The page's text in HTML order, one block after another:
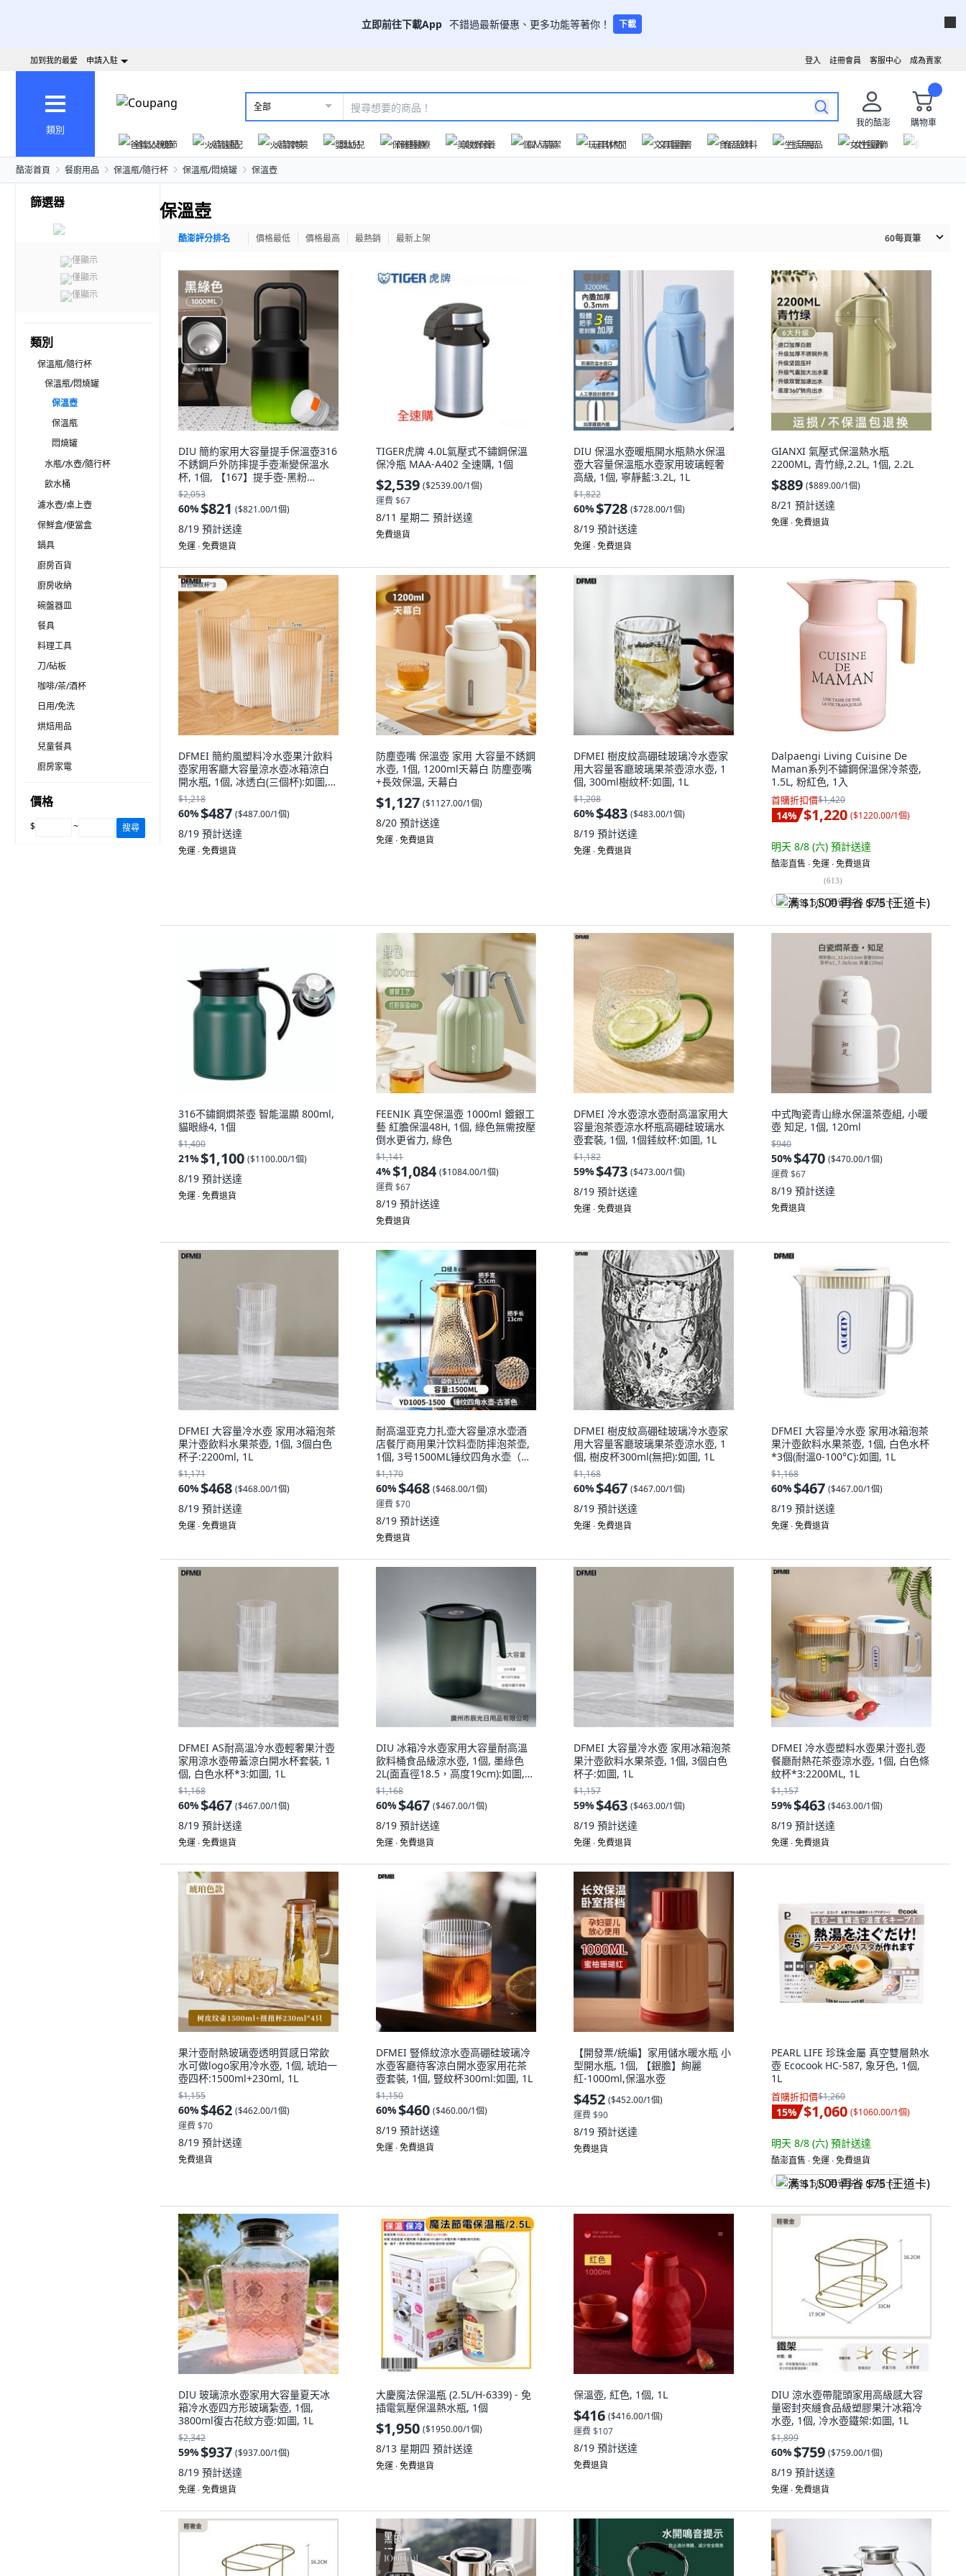
立即前往下載App 不錯過最新優惠、更多功能等著你！ 下載
成為賣家
客服中心
註冊會員
登入
加到我的最愛 申請入駐
類別
全部
我的酷澎
購物車
爸氣父親節
火箭速配 火箭跨境 嬰幼兒 保健醫療 美妝保養 個人清潔 玩具休閒 文具圖書 食品飲料 生活用品 女性服飾
酷澎首頁 餐廚用品 保溫瓶/隨行杯 保溫瓶/悶燒罐 保溫壺
篩選器
僅顯示
僅顯示
僅顯示
類別
保溫瓶/隨行杯
保溫瓶/悶燒罐
保溫壺
保溫瓶
悶燒罐
水瓶/水壺/隨行杯
飲水桶
濾水壺/桌上壺
保鮮盒/便當盒
鍋具
廚房百貨
廚房收納
碗盤器皿
餐具
料理工具
刀/砧板
咖啡/茶/酒杯
日用/免洗
烘焙用品
兒童餐具
廚房家電
價格
$ ~ 搜尋
保溫壺
酷澎評分排名 價格最低 價格最高 最熱銷 最新上架 60每頁筆
DIU 簡約家用大容量提手保溫壺316
不銹鋼戶外防摔提手壺漸變保溫水
杯, 1個, 【167】提手壺-黑粉
色:1000ml, 1L
$2,053
60%$821 ($821.00/1個)
8/19 預計送達
免運 ∙ 免費退貨
TIGER虎牌 4.0L氣壓式不鏽鋼保溫
保冷瓶 MAA-A402 全速購, 1個
$2,539 ($2539.00/1個)
運費 $67
8/11 星期二 預計送達
免費退貨
DIU 保溫水壺暖瓶開水瓶熱水保溫
壺大容量保溫瓶水壺家用玻璃輕奢
高級, 1個, 寧靜藍:3.2L, 1L
$1,822
60%$728 ($728.00/1個)
8/19 預計送達
免運 ∙ 免費退貨
GIANXI 氣壓式保溫熱水瓶
2200ML, 青竹綠,2.2L, 1個, 2.2L
$889 ($889.00/1個)
8/21 預計送達
免運 ∙ 免費退貨
DFMEI 簡約風塑料冷水壺果汁飲料
壺家用客廳大容量涼水壺冰箱涼白
開水瓶, 1個, 冰透白(三個杯):如圖,
1L
$1,218
60%$487 ($487.00/1個)
8/19 預計送達
免運 ∙ 免費退貨
防塵壺嘴 保溫壺 家用 大容量不銹鋼
水壺, 1個, 1200ml天幕白 防塵壺嘴
+長效保溫, 天幕白
$1,127 ($1127.00/1個)
8/20 預計送達
免運 ∙ 免費退貨
DFMEI 樹皮紋高硼硅玻璃冷水壺家
用大容量客廳玻璃果茶壺涼水壺, 1
個, 300ml樹紋杯:如圖, 1L
$1,208
60%$483 ($483.00/1個)
8/19 預計送達
免運 ∙ 免費退貨
Dalpaengi Living Cuisine De
Maman系列不鏽鋼保溫保冷茶壺,
1.5L, 粉紅色, 1入
首購折扣價$1,420
14% $1,220 ($1220.00/1個)
明天 8/8 (六) 預計送達
酷澎直售 ∙ 免運 ∙ 免費退貨
(613)
满 $1,500 再省 $75 (王道卡)
316不鏽鋼燜茶壺 智能溫顯 800ml,
貓眼綠4, 1個
$1,400
21%$1,100 ($1100.00/1個)
8/19 預計送達
免運 ∙ 免費退貨
FEENIK 真空保溫壺 1000ml 鍍銀工
藝 紅膽保溫48H, 1個, 綠色無需按壓
倒水更省力, 綠色
$1,141
4%$1,084 ($1084.00/1個)
運費 $67
8/19 預計送達
免費退貨
DFMEI 冷水壺涼水壺耐高溫家用大
容量泡茶壺涼水杯瓶高硼硅玻璃水
壺套裝, 1個, 1個錘紋杯:如圖, 1L
$1,182
59%$473 ($473.00/1個)
8/19 預計送達
免運 ∙ 免費退貨
中式陶瓷青山綠水保溫茶壺組, 小暖
壺 知足, 1個, 120ml
$940
50%$470 ($470.00/1個)
運費 $67
8/19 預計送達
免費退貨
DFMEI 大容量冷水壺 家用冰箱泡茶
果汁壺飲料水果茶壺, 1個, 3個白色
杯子:2200ml, 1L
$1,171
60%$468 ($468.00/1個)
8/19 預計送達
免運 ∙ 免費退貨
耐高温亚克力扎壶大容量凉水壶酒
店餐厅商用果汁饮料壶防摔泡茶壶,
1個, 3号1500ML锤纹四角水壶（古
茶色）2320-7:如图, 1L
$1,170
60%$468 ($468.00/1個)
運費 $70
8/19 預計送達
免費退貨
DFMEI 樹皮紋高硼硅玻璃冷水壺家
用大容量客廳玻璃果茶壺涼水壺, 1
個, 樹皮杯300ml(無把):如圖, 1L
$1,168
60%$467 ($467.00/1個)
8/19 預計送達
免運 ∙ 免費退貨
DFMEI 大容量冷水壺 家用冰箱泡茶
果汁壺飲料水果茶壺, 1個, 白色水杯
*3個(耐溫0-100°C):如圖, 1L
$1,168
60%$467 ($467.00/1個)
8/19 預計送達
免運 ∙ 免費退貨
DFMEI AS耐高溫冷水壺輕奢果汁壺
家用涼水壺帶蓋涼白開水杯套裝, 1
個, 白色水杯*3:如圖, 1L
$1,168
60%$467 ($467.00/1個)
8/19 預計送達
免運 ∙ 免費退貨
DIU 冰箱冷水壺家用大容量耐高溫
飲料桶食品級涼水壺, 1個, 墨綠色
2L(面直徑18.5，高度19cm):如圖,
1L
$1,168
60%$467 ($467.00/1個)
8/19 預計送達
免運 ∙ 免費退貨
DFMEI 大容量冷水壺 家用冰箱泡茶
果汁壺飲料水果茶壺, 1個, 3個白色
杯子:如圖, 1L
$1,157
59%$463 ($463.00/1個)
8/19 預計送達
免運 ∙ 免費退貨
DFMEI 冷水壺塑料水壺果汁壺扎壺
餐廳耐熱花茶壺涼水壺, 1個, 白色條
紋杯*3:2200ML, 1L
$1,157
59%$463 ($463.00/1個)
8/19 預計送達
免運 ∙ 免費退貨
果汁壺耐熱玻璃壺透明質感日常飲
水可做logo家用冷水壺, 1個, 琥珀一
壺四杯:1500ml+230ml, 1L
$1,155
60%$462 ($462.00/1個)
運費 $70
8/19 預計送達
免費退貨
DFMEI 豎條紋涼水壺高硼硅玻璃冷
水壺客廳待客涼白開水壺家用花茶
壺套裝, 1個, 豎紋杯300ml:如圖, 1L
$1,150
60%$460 ($460.00/1個)
8/19 預計送達
免運 ∙ 免費退貨
【開發票/統編】家用儲水暖水瓶 小
型開水瓶, 1個, 【銀膽】絢麗
紅-1000ml,保溫水壺
$452 ($452.00/1個)
運費 $90
8/19 預計送達
免費退貨
PEARL LIFE 珍珠金屬 真空雙層熱水
壺 Ecocook HC-587, 象牙色, 1個,
1L
首購折扣價$1,260
15% $1,060 ($1060.00/1個)
明天 8/8 (六) 預計送達
酷澎直售 ∙ 免運 ∙ 免費退貨
满 $1,500 再省 $75 (王道卡)
DIU 玻璃涼水壺家用大容量夏天冰
箱冷水壺四方形玻璃紮壺, 1個,
3800ml復古花紋方壺:如圖, 1L
$2,342
59%$937 ($937.00/1個)
8/19 預計送達
免運 ∙ 免費退貨
大慶魔法保溫瓶 (2.5L/H-6339) - 免
插電氣壓保溫熱水瓶, 1個
$1,950 ($1950.00/1個)
8/13 星期四 預計送達
免運 ∙ 免費退貨
保溫壺, 紅色, 1個, 1L
$416 ($416.00/1個)
運費 $107
8/19 預計送達
免費退貨
DIU 涼水壺帶龍頭家用高級感大容
量密封夾縫食品級塑膠果汁冰箱冷
水壺, 1個, 冷水壺鐵架:如圖, 1L
$1,899
60%$759 ($759.00/1個)
8/19 預計送達
免運 ∙ 免費退貨